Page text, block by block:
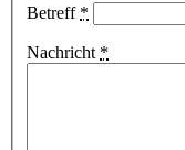
Betreff *
Nachricht *